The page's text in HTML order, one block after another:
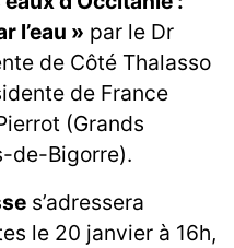
l’eau » par le Dr
de Côté Thalasso
de France
(Grands
de-Bigorre).
s’adressera
le 20 janvier à 16h,